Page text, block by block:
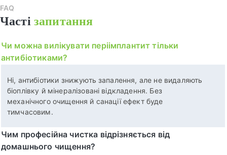
FAQ
Часті запитання
Чи можна вилікувати періімплантит тільки
антибіотиками?
Ні, антибіотики знижують запалення, але не видаляють
біоплівку й мінералізовані відкладення. Без
механічного очищення й санації ефект буде
тимчасовим.
Чим професійна чистка відрізняється від
домашнього чищення?